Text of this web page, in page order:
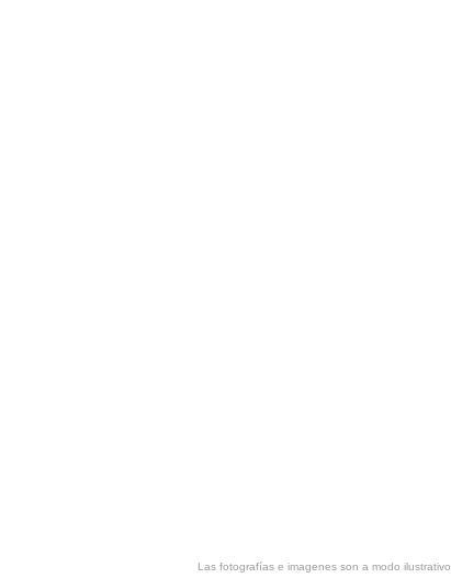
Las fotografías e imagenes son a modo ilustrativo.